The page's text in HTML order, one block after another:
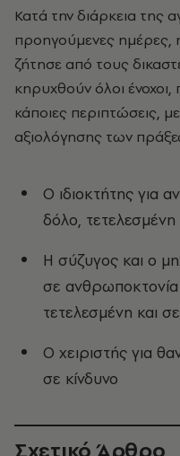
Κατά την διάρκεια της
προηγούμενες ημέρες,
ζήτησε από τους
κηρυχθούν όλοι
κάποιες περιπτώσεις,
αξιολόγησης των
Ο ιδιοκτήτης για
δόλο,
Η σύζυγος και ο
σε
τετελεσμένη και
Ο χειριστής για
σε κίνδυνο